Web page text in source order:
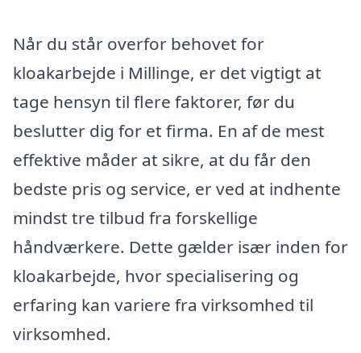
Når du står overfor behovet for
kloakarbejde i Millinge, er det vigtigt at
tage hensyn til flere faktorer, før du
beslutter dig for et firma. En af de mest
effektive måder at sikre, at du får den
bedste pris og service, er ved at indhente
mindst tre tilbud fra forskellige
håndværkere. Dette gælder især inden for
kloakarbejde, hvor specialisering og
erfaring kan variere fra virksomhed til
virksomhed.